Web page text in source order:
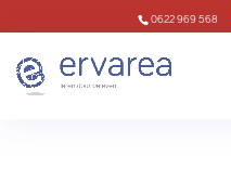
0622 969 568